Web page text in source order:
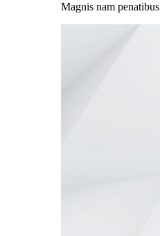
Magnis nam penatibus